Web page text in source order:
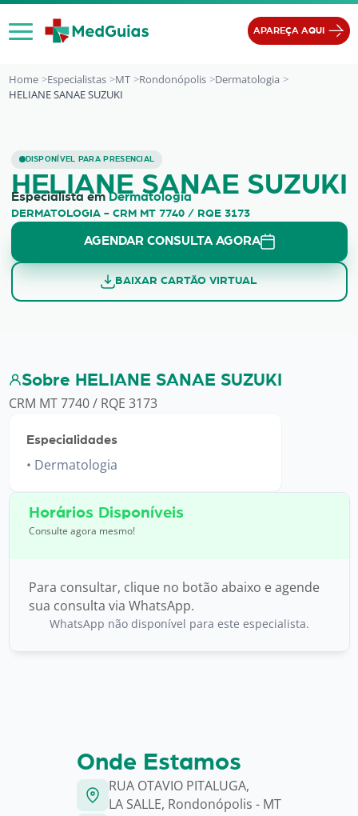
Ir para o conteúdo
APAREÇA AQUI
Home Especialistas MT Rondonópolis
Dermatologia
HELIANE SANAE SUZUKI
DISPONÍVEL PARA PRESENCIAL
HELIANE SANAE SUZUKI
HELIANE SANAE SUZUKI
Especialista emDermatologia
DERMATOLOGIA - CRM MT 7740 / RQE 3173
AGENDAR CONSULTA AGORA
BAIXAR CARTÃO VIRTUAL
Sobre HELIANE SANAE SUZUKI
CRM MT 7740 / RQE 3173
Especialidades
Dermatologia
Horários Disponíveis
Consulte agora mesmo!
Para consultar, clique no botão abaixo e agende
sua consulta via WhatsApp.
WhatsApp não disponível para este especialista.
Onde Estamos
RUA OTAVIO PITALUGA,
LA SALLE, Rondonópolis - MT